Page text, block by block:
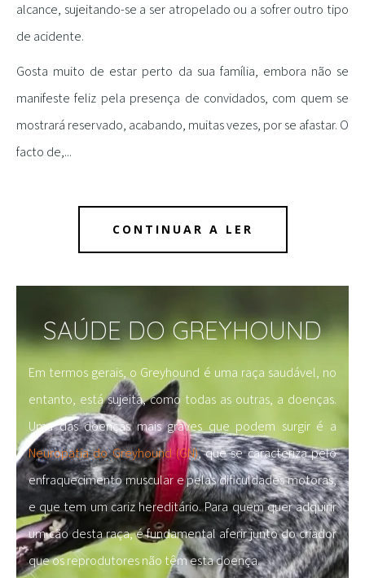
alcance, sujeitando-se a ser atropelado ou a sofrer outro tipo
de acidente.
Gosta muito de estar perto da sua família, embora não se
manifeste feliz pela presença de convidados, com quem se
mostrará reservado, acabando, muitas vezes, por se afastar. O
facto de,...
CONTINUAR A LER
SAÚDE DO GREYHOUND
Em termos gerais, o Greyhound é uma raça saudável, no
entanto, está sujeita, como todas as outras, a doenças.
Uma das doenças mais graves que podem surgir é a
Neuropatia do Greyhound (GN), que se caracteriza pelo
enfraquecimento muscular e pelas dificuldades motoras,
e que tem um cariz hereditário. Para quem quer adquirir
um cão desta raça, é fundamental aferir junto do criador
que os reprodutores não têm esta doença.